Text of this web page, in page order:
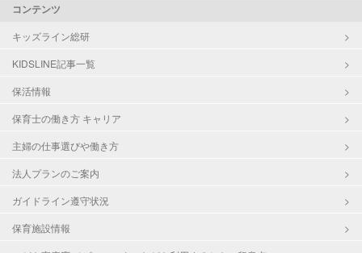
コンテンツ
キッズライン総研
KIDSLINE記事一覧
保活情報
保育士の働き方 キャリア
主婦の仕事選びや働き方
法人プランのご案内
ガイドライン遵守状況
保育施設情報